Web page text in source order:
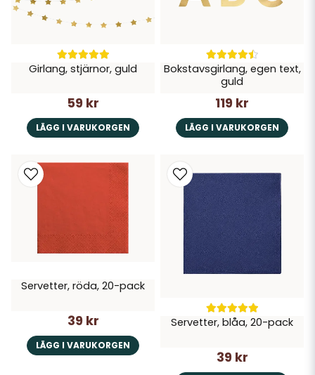
Girlang, stjärnor, guld
59 kr
LÄGG I VARUKORGEN
Bokstavsgirlang, egen text,
guld
119 kr
LÄGG I VARUKORGEN
Servetter, röda, 20-pack
39 kr
LÄGG I VARUKORGEN
Servetter, blåa, 20-pack
39 kr